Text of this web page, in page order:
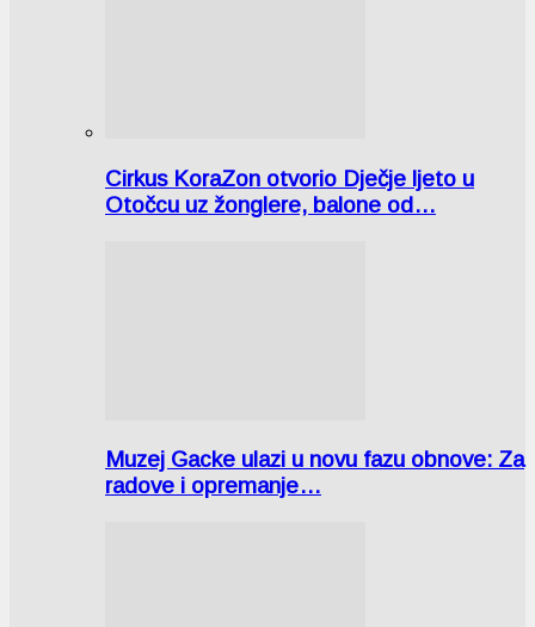
Cirkus KoraZon otvorio Dječje ljeto u
Otočcu uz žonglere, balone od…
Muzej Gacke ulazi u novu fazu obnove: Za
radove i opremanje…